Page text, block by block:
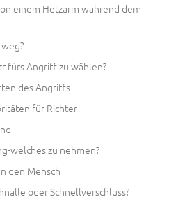
einem Hetzarm während dem
fürs Angriff zu wählen?
des Angriffs
für Richter
welches zu nehmen?
den Mensch
oder Schnellverschluss?